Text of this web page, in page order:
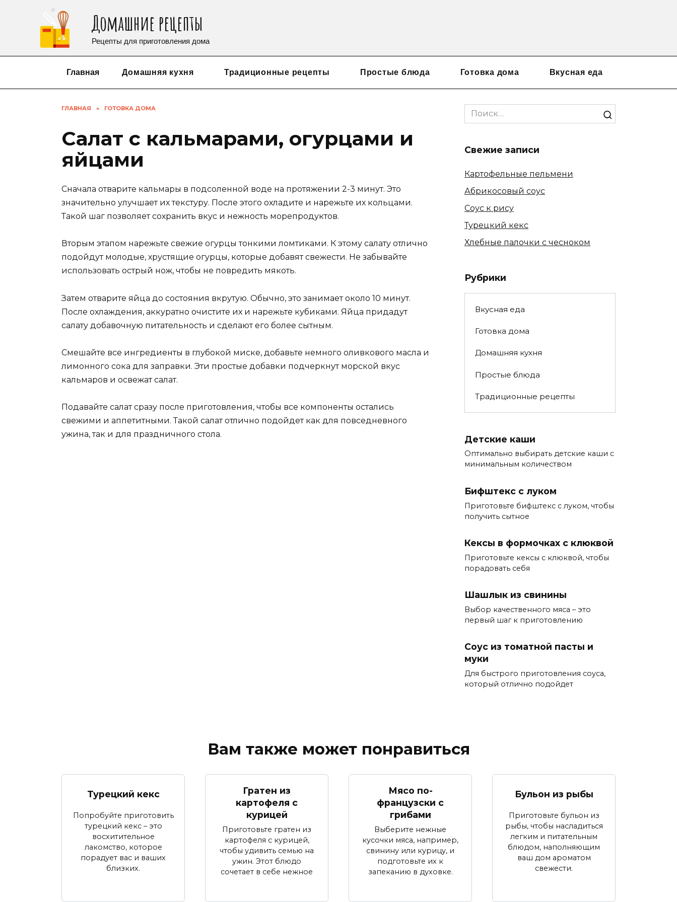
содержанию
Домашние рецепты
Рецепты для приготовления дома
Главная Домашняя кухня Традиционные рецепты Простые блюда Готовка дома Вкусная еда
ГЛАВНАЯ » ГОТОВКА ДОМА
Салат с кальмарами, огурцами и
яйцами
Сначала отварите кальмары в подсоленной воде на протяжении 2-3 минут. Это
значительно улучшает их текстуру. После этого охладите и нарежьте их кольцами.
Такой шаг позволяет сохранить вкус и нежность морепродуктов.
Вторым этапом нарежьте свежие огурцы тонкими ломтиками. К этому салату отлично
подойдут молодые, хрустящие огурцы, которые добавят свежести. Не забывайте
использовать острый нож, чтобы не повредить мякоть.
Затем отварите яйца до состояния вкрутую. Обычно, это занимает около 10 минут.
После охлаждения, аккуратно очистите их и нарежьте кубиками. Яйца придадут
салату добавочную питательность и сделают его более сытным.
Смешайте все ингредиенты в глубокой миске, добавьте немного оливкового масла и
лимонного сока для заправки. Эти простые добавки подчеркнут морской вкус
кальмаров и освежат салат.
Подавайте салат сразу после приготовления, чтобы все компоненты остались
свежими и аппетитными. Такой салат отлично подойдет как для повседневного
ужина, так и для праздничного стола.
Search
for:
Свежие записи
Картофельные пельмени
Абрикосовый соус
Соус к рису
Турецкий кекс
Хлебные палочки с чесноком
Рубрики
Вкусная еда
Готовка дома
Домашняя кухня
Простые блюда
Традиционные рецепты
Детские каши
Оптимально выбирать детские каши с
минимальным количеством
Бифштекс с луком
Приготовьте бифштекс с луком, чтобы
получить сытное
Кексы в формочках с клюквой
Приготовьте кексы с клюквой, чтобы
порадовать себя
Шашлык из свинины
Выбор качественного мяса – это
первый шаг к приготовлению
Соус из томатной пасты и
муки
Для быстрого приготовления соуса,
который отлично подойдет
Вам также может понравиться
Турецкий кекс
Попробуйте приготовить
турецкий кекс – это
восхитительное
лакомство, которое
порадует вас и ваших
близких.
Гратен из
картофеля с
курицей
Приготовьте гратен из
картофеля с курицей,
чтобы удивить семью на
ужин. Этот блюдо
сочетает в себе нежное
Мясо по-
французски с
грибами
Выберите нежные
кусочки мяса, например,
свинину или курицу, и
подготовьте их к
запеканию в духовке.
Бульон из рыбы
Приготовьте бульон из
рыбы, чтобы насладиться
легким и питательным
блюдом, наполняющим
ваш дом ароматом
свежести.